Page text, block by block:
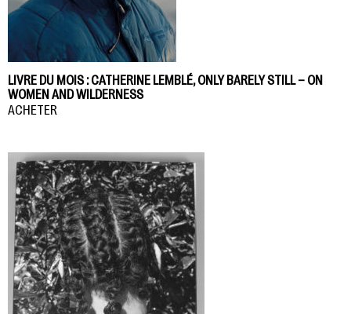
LIVRE DU MOIS : CATHERINE LEMBLÉ, ONLY BARELY STILL – ON
WOMEN AND WILDERNESS
ACHETER